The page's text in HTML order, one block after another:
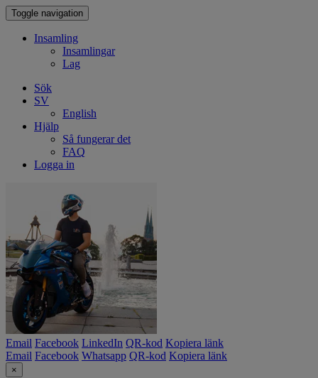
Toggle navigation
Insamling
Insamlingar
Lag
Sök
SV
English
Hjälp
Så fungerar det
FAQ
Logga in
Email Facebook LinkedIn QR-kod Kopiera länk
Email Facebook Whatsapp QR-kod Kopiera länk
×